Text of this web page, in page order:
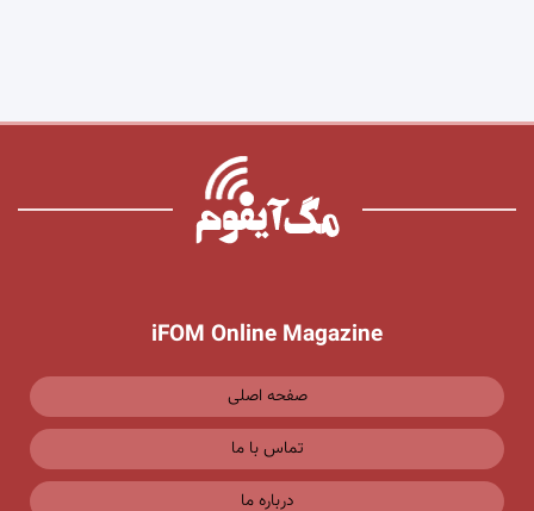
iFOM Online Magazine
صفحه اصلی
تماس با ما
درباره ما